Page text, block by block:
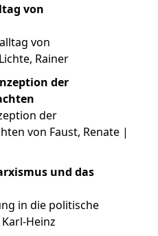
von
von
Rainer
der
der
von Faust, Renate |
und das
in die politische
Heinz